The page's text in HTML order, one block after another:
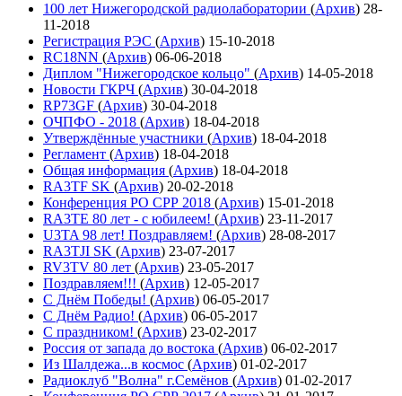
100 лет Нижегородской радиолаборатории (Архив) 28-
11-2018
Регистрация РЭС (Архив) 15-10-2018
RC18NN (Архив) 06-06-2018
Диплом "Нижегородское кольцо" (Архив) 14-05-2018
Новости ГКРЧ (Архив) 30-04-2018
RP73GF (Архив) 30-04-2018
ОЧПФО - 2018 (Архив) 18-04-2018
Утверждённые участники (Архив) 18-04-2018
Регламент (Архив) 18-04-2018
Общая информация (Архив) 18-04-2018
RA3TF SK (Архив) 20-02-2018
Конференция РО СРР 2018 (Архив) 15-01-2018
RA3TE 80 лет - с юбилеем! (Архив) 23-11-2017
U3TA 98 лет! Поздравляем! (Архив) 28-08-2017
RA3TJI SK (Архив) 23-07-2017
RV3TV 80 лет (Архив) 23-05-2017
Поздравляем!!! (Архив) 12-05-2017
С Днём Победы! (Архив) 06-05-2017
С Днём Радио! (Архив) 06-05-2017
С праздником! (Архив) 23-02-2017
Россия от запада до востока (Архив) 06-02-2017
Из Шалдежа...в космос (Архив) 01-02-2017
Радиоклуб "Волна" г.Семёнов (Архив) 01-02-2017